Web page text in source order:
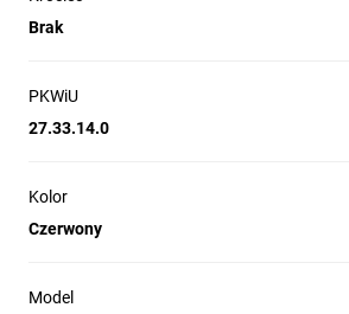
Brak
PKWiU
27.33.14.0
Kolor
Czerwony
Model